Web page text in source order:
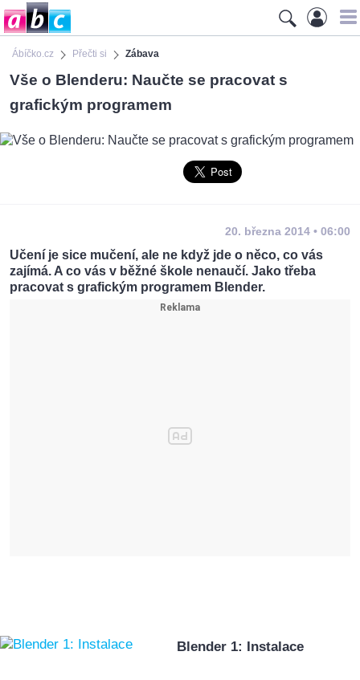
Ábíčko.cz Přečti si Zábava
Vše o Blenderu: Naučte se pracovat s
grafickým programem
20. března 2014 • 06:00
Učení je sice mučení, ale ne když jde o něco, co vás
zajímá. A co vás v běžné škole nenaučí. Jako třeba
pracovat s grafickým programem Blender.
Blender 1: Instalace